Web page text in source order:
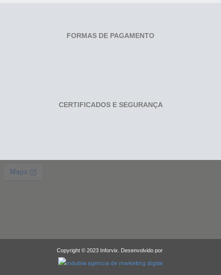
FORMAS DE PAGAMENTO
CERTIFICADOS E SEGURANÇA
Copyright © 2023 Inforvix. Desenvolvido por